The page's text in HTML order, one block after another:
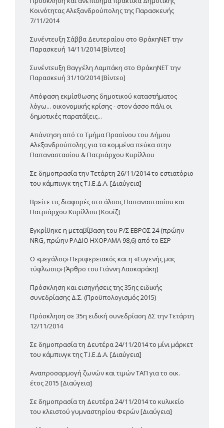
Κοινότητας Αλεξανδρούπολης της Παρασκευής
7/11/2014
Συνέντευξη Σάββα Δευτεραίου στο ΘράκηΝΕΤ την
Παρασκευή 14/11/2014 [Βίντεο]
Συνέντευξη Βαγγέλη Λαμπάκη στο ΘράκηΝΕΤ την
Παρασκευή 31/10/2014 [Βίντεο]
Απόφαση εκμίσθωσης δημοτικού καταστήματος
λόγω... οικονομικής κρίσης - στον άσσο πάλι οι
δημοτικές παρατάξεις...
Απάντηση από το Τμήμα Πρασίνου του Δήμου
Αλεξανδρούπολης για τα κομμένα πεύκα στην
Παπαναστασίου & Πατριάρχου Κυρίλλου
Σε δημοπρασία την Τετάρτη 26/11/2014 το εστιατόριο
του κάμπινγκ της Τ.Ι.Ε.Δ.Α. [Διαύγεια]
Βρείτε τις διαφορές στο άλσος Παπαναστασίου και
Πατριάρχου Κυρίλλου [Κουίζ]
Εγκρίθηκε η μεταβίβαση του Ρ/Σ ΕΒΡΟΣ 24 (πρώην
NRG, πρώην ΡΑΔΙΟ ΗΧΟΡΑΜΑ 98,6) από το ΕΣΡ
Ο «μεγάλος» Περιφερειακός και η «Ευγενής μας
τύφλωσις» [Άρθρο του Γιάννη Λασκαράκη]
Πρόσκληση και εισηγήσεις της 35ης ειδικής
συνεδρίασης Δ.Σ. (Προϋπολογισμός 2015)
Πρόσκληση σε 35η ειδική συνεδρίαση ΔΣ την Τετάρτη
12/11/2014
Σε δημοπρασία τη Δευτέρα 24/11/2014 το μίνι μάρκετ
του κάμπινγκ της Τ.Ι.Ε.Δ.Α. [Διαύγεια]
Αναπροσαρμογή ζωνών και τιμών ΤΑΠ για το οικ.
έτος 2015 [Διαύγεια]
Σε δημοπρασία τη Δευτέρα 24/11/2014 το κυλικείο
του κλειστού γυμναστηρίου Φερών [Διαύγεια]